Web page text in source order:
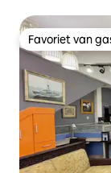
Favoriet van
Favoriet van